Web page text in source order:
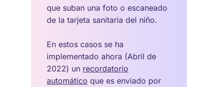
que suban una foto o escaneado
de la tarjeta sanitaria del niño.
En estos casos se ha
implementado ahora (Abril de
2022) un recordatorio
automático que es enviado por